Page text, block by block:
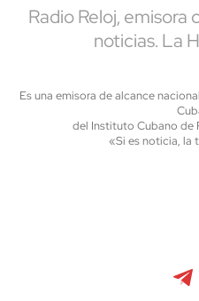
Radio Reloj, emisora
noticias. La
Es una emisora de alcance
del Instituto Cubano de
«Si es noticia, la